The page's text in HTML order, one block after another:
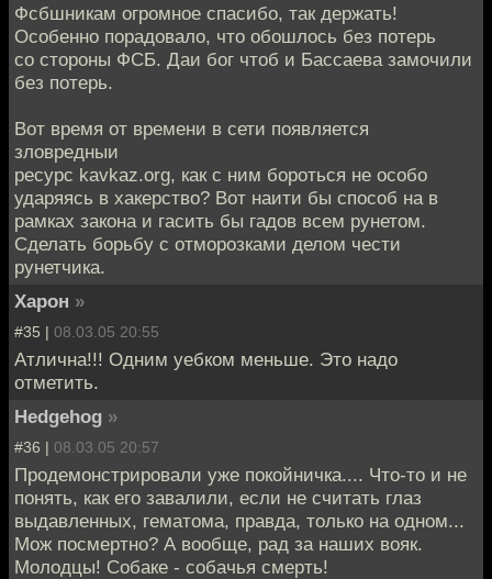
Фсбшникам огромное спасибо, так держать!
Особенно порадовало, что обошлось без потерь
со стороны ФСБ. Даи бог чтоб и Бассаева замочили
без потерь.
Вот время от времени в сети появляется
зловредныи
ресурс kavkaz.org, как с ним бороться не особо
ударяясь в хакерство? Вот наити бы способ на в
рамках закона и гасить бы гадов всем рунетом.
Сделать борьбу с отморозками делом чести
рунетчика.
Харон »
#35 | 08.03.05 20:55
Атлична!!! Одним уебком меньше. Это надо
отметить.
Hedgehog »
#36 | 08.03.05 20:57
Продемонстрировали уже покойничка.... Что-то и не
понять, как его завалили, если не считать глаз
выдавленных, гематома, правда, только на одном...
Мож посмертно? А вообще, рад за наших вояк.
Молодцы! Собаке - собачья смерть!